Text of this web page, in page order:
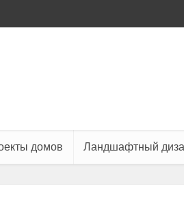
домов Ландшафтный